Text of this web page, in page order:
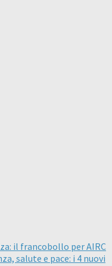
il francobollo per AIRC
salute e pace: i 4 nuovi